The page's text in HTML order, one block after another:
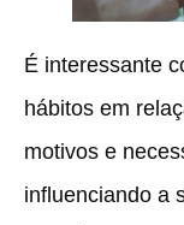
É interessante
hábitos em
motivos e
influenciando a